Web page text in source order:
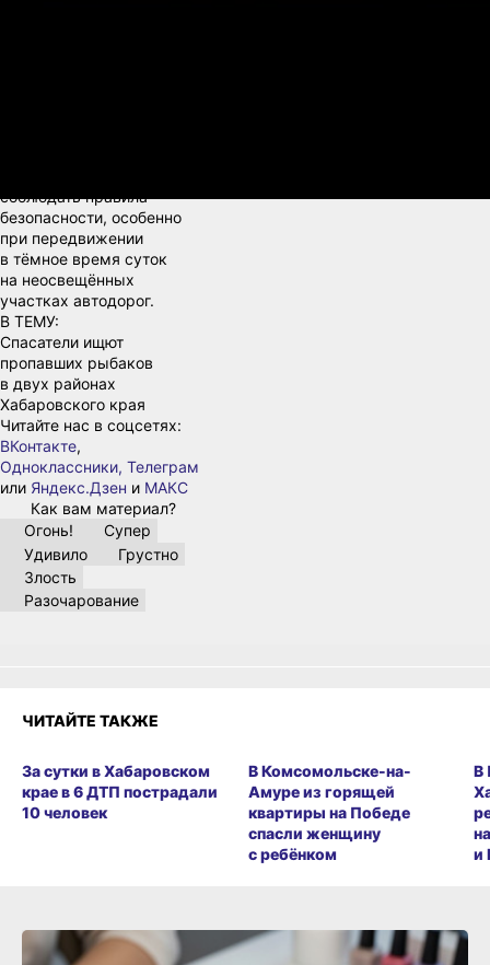
соблюдать правила
безопасности, особенно
при передвижении
в тёмное время суток
на неосвещённых
участках автодорог.
В ТЕМУ:
Спасатели ищют
пропавших рыбаков
в двух районах
Хабаровского края
Читайте нас в соцсетях:
ВКонтакте,
Одноклассники, Телеграм
или Яндекс.Дзен и МАКС
Как вам материал?
Огонь!
Супер
Удивило
Грустно
Злость
Разочарование
ЧИТАЙТЕ ТАКЖЕ
За сутки в Хабаровском
крае в 6 ДТП пострадали
10 человек
В Комсомольске-на-
Амуре из горящей
квартиры на Победе
спасли женщину
с ребёнком
В
и